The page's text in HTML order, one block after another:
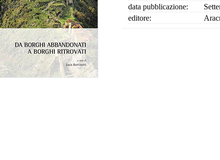
data pubblicazione:
editore: